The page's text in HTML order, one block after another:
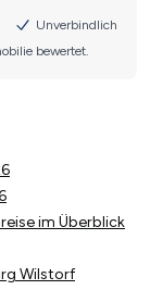
im Überblick
Wilstorf